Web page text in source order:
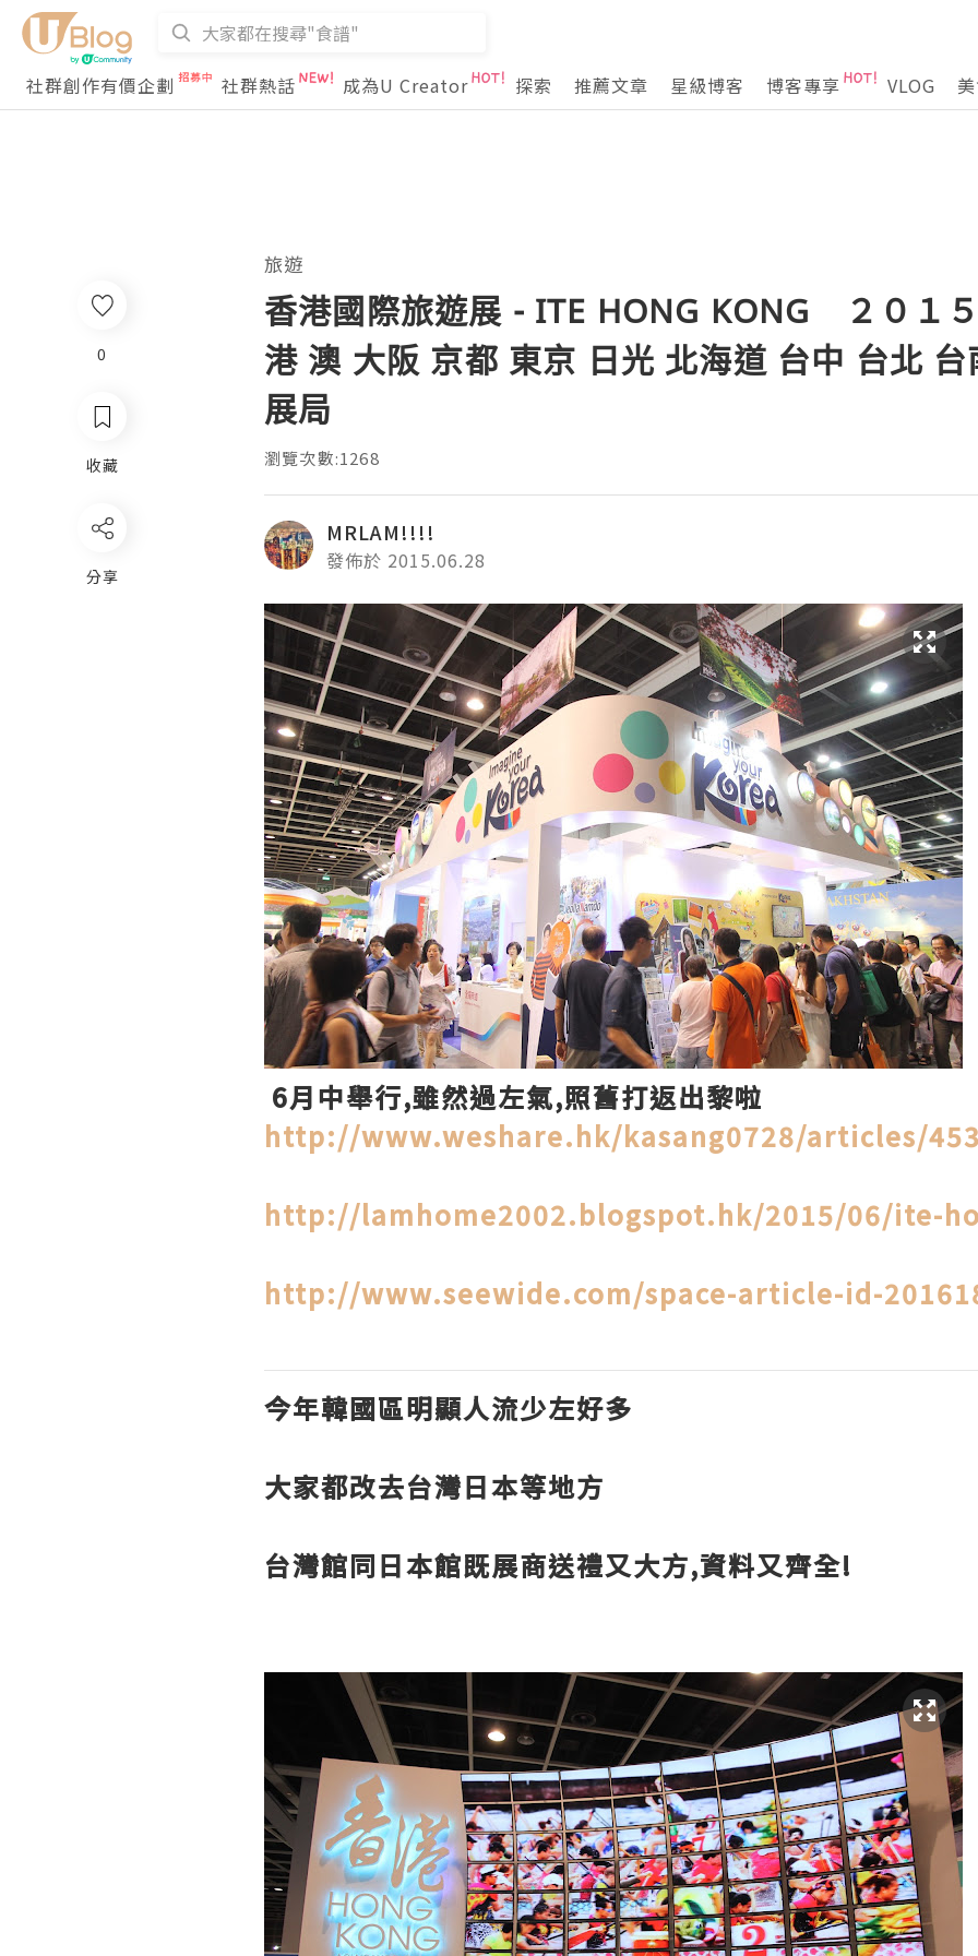
社群創作有價企劃 社群熱話 成為U Creator 探索 推薦文章 星級博客 博客專享 VLOG
0
收藏
分享
旅遊
香港國際旅遊展 - ITE HONG KONG ２０１
港 澳 大阪 京都 東京 日光 北海道 台中 台北
展局
瀏覽次數:1268
MRLAM!!!!
發佈於 2015.06.28
6月中舉行,雖然過左氣,照舊打返出黎啦
http://www.weshare.hk/kasang0728/articles/
http://lamhome2002.blogspot.hk/2015/06/ite-
http://www.seewide.com/space-article-id-
今年韓國區明顯人流少左好多
大家都改去台灣日本等地方
台灣館同日本館既展商送禮又大方,資料又齊全!